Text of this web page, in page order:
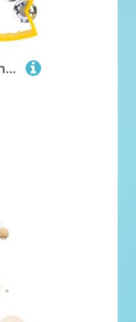
MINISOISO 2 Stück Holzratsche Geräusche Maker, Holz Spinning Ratsche, Holz Rassel Ratsche, Krachmacher, Musikinstrumente Kinder für Spielpartys, Sportveranstaltungen, Feste Und Feiern